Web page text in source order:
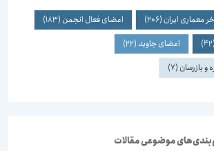
ایران(206) اعضای فعال انجمن(183)
اعضای جاوید(22)
(7)
موضوعی مقالات